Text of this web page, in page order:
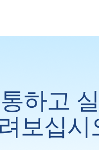
하고
보십시